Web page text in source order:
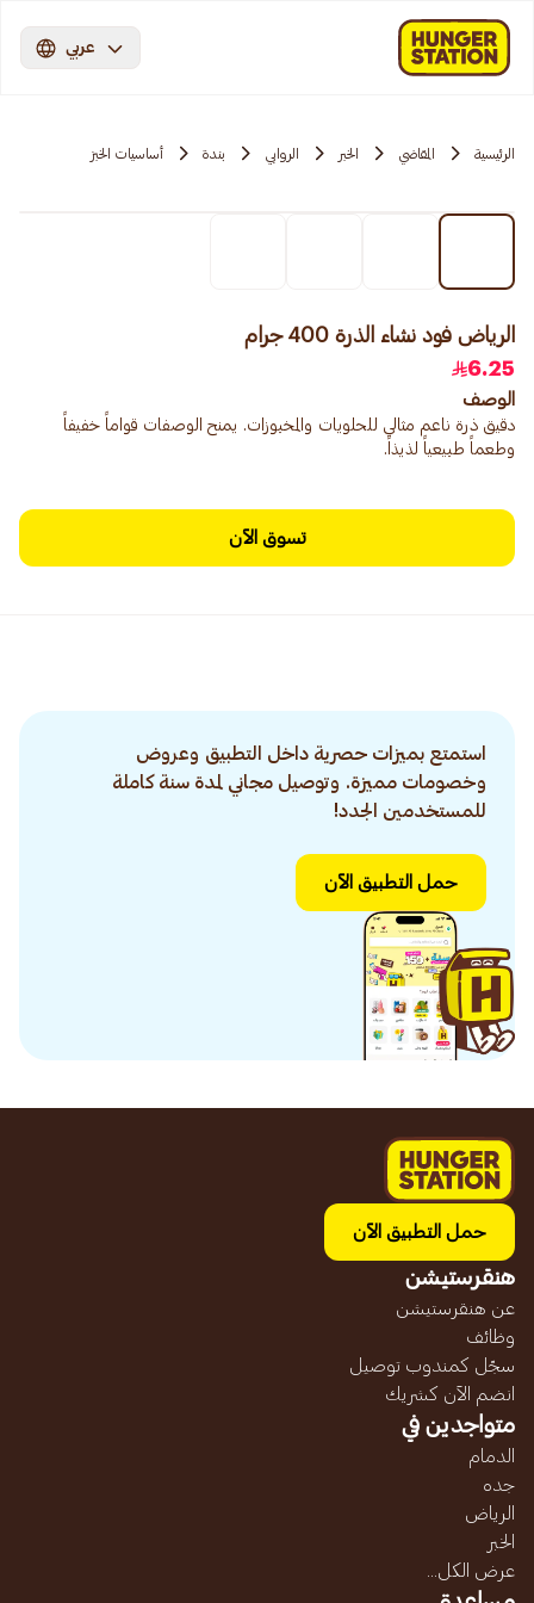
عربي
الرئيسية المقاضي الخبر الروابي بندة أساسيات الخبز
الرياض فود نشاء الذرة 400 جرام
6.25
الوصف
دقيق ذرة ناعم مثالي للحلويات والمخبوزات. يمنح الوصفات قواماً خفيفاً
وطعماً طبيعياً لذيذاً.
تسوق الآن
استمتع بميزات حصرية داخل التطبيق وعروض
وخصومات مميزة. وتوصيل مجاني لمدة سنة كاملة
للمستخدمين الجدد!
حمل التطبيق الآن
حمل التطبيق الآن
هنقرستيشن
عن هنقرستيشن
وظائف
سجّل كمندوب توصيل
انضم الآن كشريك
متواجدين في
الدمام
جده
الرياض
الخبر
عرض الكل...